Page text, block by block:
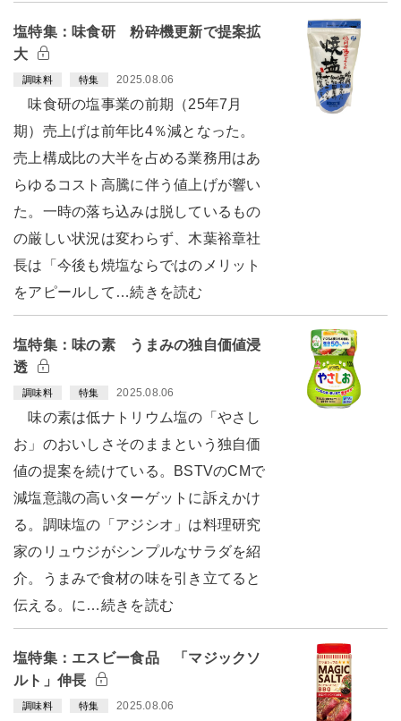
塩特集：味食研 粉砕機更新で提案拡
大
調味料 特集 2025.08.06
味食研の塩事業の前期（25年7月
期）売上げは前年比4％減となった。
売上構成比の大半を占める業務用はあ
らゆるコスト高騰に伴う値上げが響い
た。一時の落ち込みは脱しているもの
の厳しい状況は変わらず、木葉裕章社
長は「今後も焼塩ならではのメリット
をアピールして…続きを読む
塩特集：味の素 うまみの独自価値浸
透
調味料 特集 2025.08.06
味の素は低ナトリウム塩の「やさし
お」のおいしさそのままという独自価
値の提案を続けている。BSTVのCMで
減塩意識の高いターゲットに訴えかけ
る。調味塩の「アジシオ」は料理研究
家のリュウジがシンプルなサラダを紹
介。うまみで食材の味を引き立てると
伝える。に…続きを読む
塩特集：エスビー食品 「マジックソ
ルト」伸長
調味料 特集 2025.08.06